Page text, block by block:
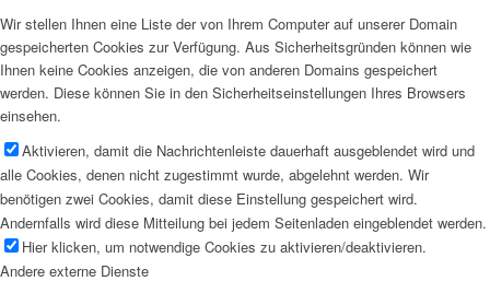
Wir stellen Ihnen eine Liste der von Ihrem Computer auf unserer Domain
gespeicherten Cookies zur Verfügung. Aus Sicherheitsgründen können wie
Ihnen keine Cookies anzeigen, die von anderen Domains gespeichert
werden. Diese können Sie in den Sicherheitseinstellungen Ihres Browsers
einsehen.
Aktivieren, damit die Nachrichtenleiste dauerhaft ausgeblendet wird und
alle Cookies, denen nicht zugestimmt wurde, abgelehnt werden. Wir
benötigen zwei Cookies, damit diese Einstellung gespeichert wird.
Andernfalls wird diese Mitteilung bei jedem Seitenladen eingeblendet werden.
Hier klicken, um notwendige Cookies zu aktivieren/deaktivieren.
Andere externe Dienste